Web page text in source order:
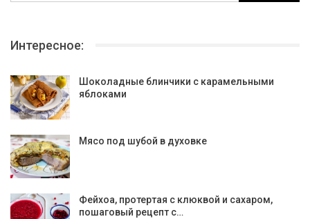
Интересное:
Шоколадные блинчики с карамельными
яблоками
Мясо под шубой в духовке
Фейхоа, протертая с клюквой и сахаром,
пошаговый рецепт с…